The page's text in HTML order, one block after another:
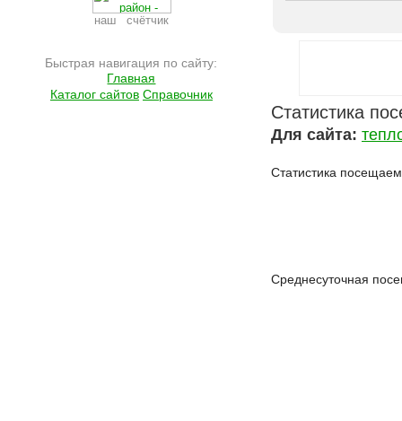
наш счётчик
Быстрая навигация по сайту:
Главная
Каталог сайтов Справочник
Статистика
Для сайта:
Статистика
Среднесуточная